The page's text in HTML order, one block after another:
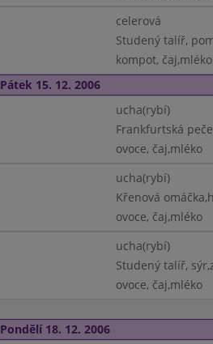
celerová
Studený talíř,
kompot, čaj,mléko
Pátek 15. 12. 2006
ucha(rybí)
Frankfurtská
ovoce, čaj,mléko
ucha(rybí)
Křenová
ovoce, čaj,mléko
ucha(rybí)
Studený talíř,
ovoce, čaj,mléko
Pondělí 18. 12. 2006